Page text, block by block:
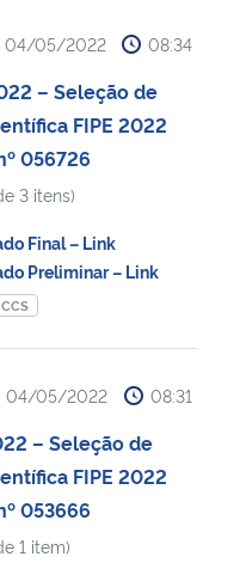
04/05/2022 08:34
– Seleção de
FIPE 2022
056726
3 itens)
Final – Link
Preliminar – Link
04/05/2022 08:31
– Seleção de
FIPE 2022
053666
1 item)